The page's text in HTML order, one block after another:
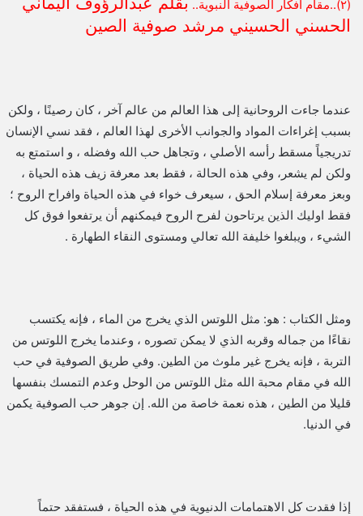
(٢)..مقام أفكار الصوفية النبوية..
الحسني الحسيني مرشد صوفية الصين
عندما جاءت الروحانية إلى هذا العالم من عالم آخر ، كان رصينًا ، ولكن
بسبب إغراءات المواد والجوانب الأخرى لهذا العالم ، فقد نسي الإنسان
تدريجياً مسقط رأسه الأصلي ، وتجاهل حب الله وفضله ، و استمتع به
ولكن لم يشعر، وفي هذه الحالة ، فقط بعد معرفة زيف هذه الحياة ،
وبعز معرفة إسلام الحق ، سيعرف خواء في هذه الحياة وافراح الروح ؛
فقط اوليك الذين يرتاحون لفرح الروح فيمكنهم أن يرتفعوا فوق كل
الشيء ، ويبلغوا خليفة الله تعالي ومستوى النقاء الطهارة .
ومثل الكتاب : هو: مثل اللوتس الذي يخرج من الماء ، فإنه يكتسب
نقاءًا من جماله وقربه الذي لا يمكن تصوره ، وعندما يخرج اللوتس من
التربة ، فإنه يخرج غير ملوث من الطين. وفي طريق الصوفية في حب
الله في مقام محبة الله مثل اللوتس من الوحل وعدم التمسك بنفسها
قليلا من الطين ، هذه نعمة خاصة من الله. إن جوهر حب الصوفية يكمن
في الدنيا.
إذا فقدت كل الاهتمامات الدنيوية في هذه الحياة ، فستفقد حتماً